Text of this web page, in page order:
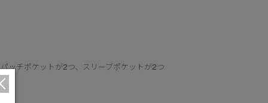
ッチポケットが2つ、スリーブポケットが2つ